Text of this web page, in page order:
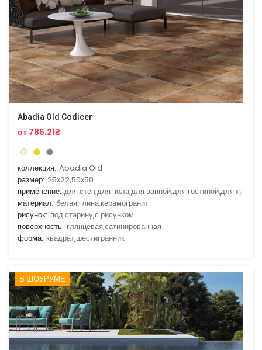
Abadia Old Codicer
от 785.21₴
коллекция: Abadia Old
размер: 25x22,50x50
применение: для стен,для пола,для ванной,для гостиной,для кухни
материал: белая глина,керамогранит
рисунок: под старину,с рисунком
поверхность: глянцевая,сатинированная
форма: квадрат,шестигранник
В ШОУРУМЕ